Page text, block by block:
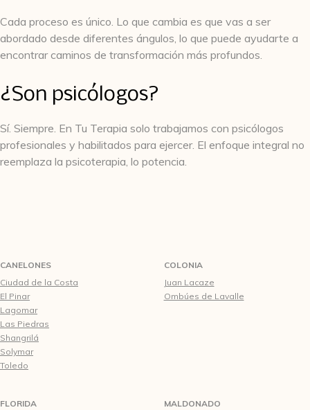
Cada proceso es único. Lo que cambia es que vas a ser
abordado desde diferentes ángulos, lo que puede ayudarte a
encontrar caminos de transformación más profundos.
¿Son psicólogos?
Sí. Siempre. En Tu Terapia solo trabajamos con psicólogos
profesionales y habilitados para ejercer. El enfoque integral no
reemplaza la psicoterapia, lo potencia.
CANELONES
Ciudad de la Costa
El Pinar
Lagomar
Las Piedras
Shangrilá
Solymar
Toledo
COLONIA
Juan Lacaze
Ombúes de Lavalle
FLORIDA
MALDONADO